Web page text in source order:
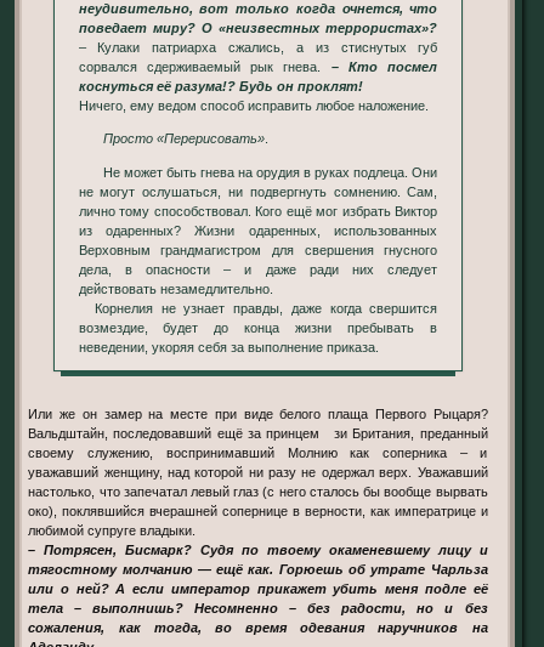
неудивительно, вот только когда очнется, что
поведает миру? О «неизвестных террористах»?
– Кулаки патриарха сжались, а из стиснутых губ
сорвался сдерживаемый рык гнева. – Кто посмел
коснуться её разума!? Будь он проклят!
Ничего, ему ведом способ исправить любое наложение.
Просто «Перерисовать».
Не может быть гнева на орудия в руках подлеца. Они
не могут ослушаться, ни подвергнуть сомнению. Сам,
лично тому способствовал. Кого ещё мог избрать Виктор
из одаренных? Жизни одаренных, использованных
Верховным грандмагистром для свершения гнусного
дела, в опасности – и даже ради них следует
действовать незамедлительно.
Корнелия не узнает правды, даже когда свершится
возмездие, будет до конца жизни пребывать в
неведении, укоряя себя за выполнение приказа.
Или же он замер на месте при виде белого плаща Первого Рыцаря?
Вальдштайн, последовавший ещё за принцем зи Британия, преданный
своему служению, воспринимавший Молнию как соперника – и
уважавший женщину, над которой ни разу не одержал верх. Уважавший
настолько, что запечатал левый глаз (с него сталось бы вообще вырвать
око), поклявшийся вчерашней сопернице в верности, как императрице и
любимой супруге владыки.
– Потрясен, Бисмарк? Судя по твоему окаменевшему лицу и
тягостному молчанию — ещё как. Горюешь об утрате Чарльза
или о ней? А если император прикажет убить меня подле её
тела – выполнишь? Несомненно – без радости, но и без
сожаления, как тогда, во время одевания наручников на